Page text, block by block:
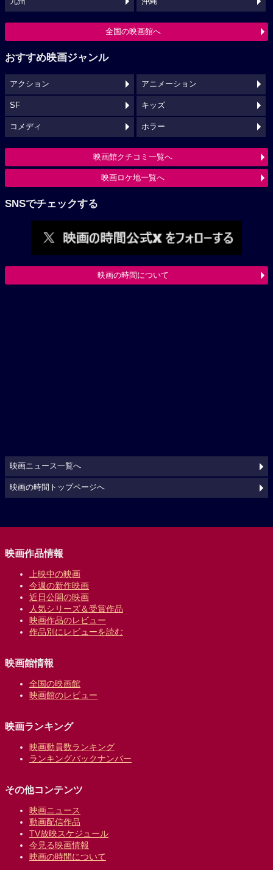
全国の映画館へ
おすすめ映画ジャンル
アクション アニメーション
SF キッズ
コメディ ホラー
映画館クチコミ一覧へ
映画ロケ地一覧へ
SNSでチェックする
映画の時間について
映画ニュース一覧へ
映画の時間トップページへ
映画作品情報
上映中の映画
今週の新作映画
近日公開の映画
人気シリーズ＆受賞作品
映画作品のレビュー
作品別にレビューを読む
映画館情報
全国の映画館
映画館のレビュー
映画ランキング
映画動員数ランキング
ランキングバックナンバー
その他コンテンツ
映画ニュース
動画配信作品
TV放映スケジュール
今見る映画情報
映画の時間について